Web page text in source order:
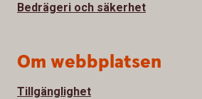
Bedrägeri och säkerhet
Om webbplatsen
Tillgänglighet